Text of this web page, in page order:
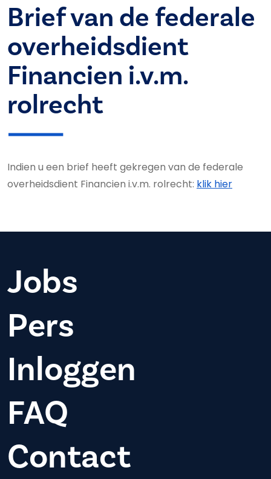
Brief van de federale
overheidsdient
Financien i.v.m.
rolrecht
Indien u een brief heeft gekregen van de federale
overheidsdient Financien i.v.m. rolrecht: klik hier
Jobs
Pers
Inloggen
FAQ
Contact